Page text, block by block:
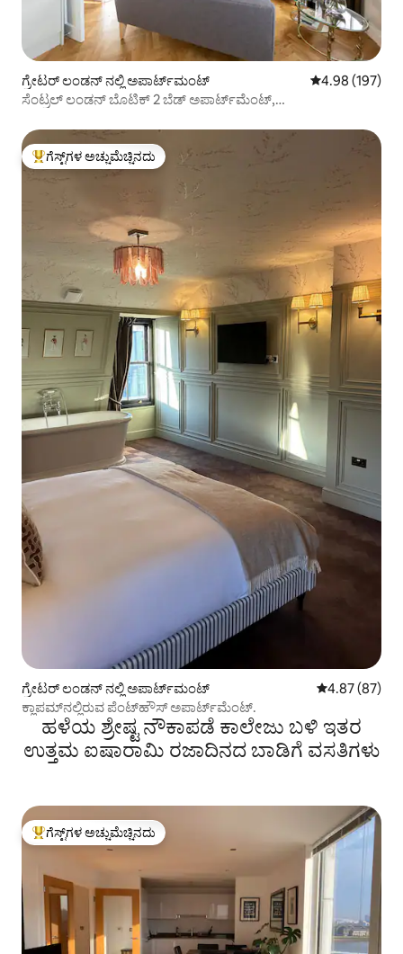
ಗ್ರೇಟರ್ ಲಂಡನ್ ನಲ್ಲಿ ಅಪಾರ್ಟ್‌ಮಂಟ್ 5 ರಲ್ಲಿ 4.98
4.98 (197)
ಸೆಂಟ್ರಲ್ ಲಂಡನ್ ಬೊಟಿಕ್ 2 ಬೆಡ್ ಅಪಾರ್ಟ್‌ಮೆಂಟ್,
ಗೆಸ್ಟ್‌ಗಳಿಗೆ ಅತಿ ಹೆಚ್ಚು ಅಚ್ಚುಮೆಚ್ಚಿನದು
ಗೆಸ್ಟ್‌ಗಳ ಅಚ್ಚುಮೆಚ್ಚಿನದು
ಗ್ರೇಟರ್ ಲಂಡನ್ ನಲ್ಲಿ ಅಪಾರ್ಟ್‌ಮಂಟ್ 5 ರಲ್ಲಿ 4.87
4.87 (87)
ಕ್ಲಾಪಮ್‌ನಲ್ಲಿರುವ ಪೆಂಟ್‌ಹೌಸ್ ಅಪಾರ್ಟ್‌ಮೆಂಟ್.
ಹಳೆಯ ಶ್ರೇಷ್ಟ ನೌಕಾಪಡೆ ಕಾಲೇಜು ಬಳಿ ಇತರ
ಉತ್ತಮ ಐಷಾರಾಮಿ ರಜಾದಿನದ ಬಾಡಿಗೆ ವಸತಿಗಳು
ಗೆಸ್ಟ್‌ಗಳಿಗೆ ಅತಿ ಹೆಚ್ಚು ಅಚ್ಚುಮೆಚ್ಚಿನದು
ಗೆಸ್ಟ್‌ಗಳ ಅಚ್ಚುಮೆಚ್ಚಿನದು